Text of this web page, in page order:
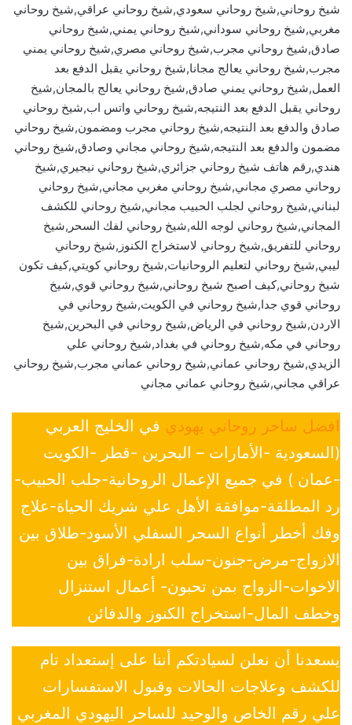
شيخ روحاني,شيخ روحاني سعودي,شيخ روحاني عراقي,شيخ روحاني
مغربي,شيخ روحاني سوداني,شيخ روحاني يمني,شيخ روحاني
صادق,شيخ روحاني مجرب,شيخ روحاني مصري,شيخ روحاني يمني
مجرب,شيخ روحاني يعالج مجانا,شيخ روحاني يقبل الدفع بعد
العمل,شيخ روحاني يمني صادق,شيخ روحاني يعالج بالمجان,شيخ
روحاني يقبل الدفع بعد النتيجه,شيخ روحاني واتس اب,شيخ روحاني
صادق والدفع بعد النتيجه,شيخ روحاني مجرب ومضمون,شيخ روحاني
مضمون والدفع بعد النتيجه,شيخ روحاني مجاني وصادق,شيخ روحاني
هندي,رقم هاتف شيخ روحاني جزائري,شيخ روحاني نيجيري,شيخ
روحاني مصري مجاني,شيخ روحاني مغربي مجاني,شيخ روحاني
لبناني,شيخ روحاني لجلب الحبيب مجاني,شيخ روحاني للكشف
المجاني,شيخ روحاني لوجه الله,شيخ روحاني لفك السحر,شيخ
روحاني للتفريق,شيخ روحاني لاستخراج الكنوز,شيخ روحاني
ليبي,شيخ روحاني لتعليم الروحانيات,شيخ روحاني كويتي,كيف تكون
شيخ روحاني,كيف اصبح شيخ روحاني,شيخ روحاني قوي,شيخ
روحاني قوي جدا,شيخ روحاني في الكويت,شيخ روحاني في
الاردن,شيخ روحاني في الرياض,شيخ روحاني في البحرين,شيخ
روحاني في مكه,شيخ روحاني في بغداد,شيخ روحاني علي
الزيدي,شيخ روحاني عماني,شيخ روحاني عماني مجرب,شيخ روحاني
عراقي مجاني,شيخ روحاني عماني مجاني
افضل ساحر روحاني يهودي في الخليج العربي
(السعودية -الأمارات – البحرين -قطر -الكويت
-عمان ) في جميع الإعمال الروحانية-جلب الحبيب-
رد المطلقة-موافقة الأهل علي شريك الحياة-علاج
وفك أخطر أنواع السحر السفلي الأسود-طلاق بين
الازواج-مرض-جنون-سلب ارادة-فراق بين
الاخوات-الزواج بمن تحبون- أعمال استنزال
وخطف المال-استخراج الكنوز والدفائن
يسعدنا أن نعلن لسيادتكم أننا على إستعداد تام
للكشف وعلاجات الحالات وقبول الاستفسارات
علي رقم الخاص والوحيد للساحر اليهودي المغربي